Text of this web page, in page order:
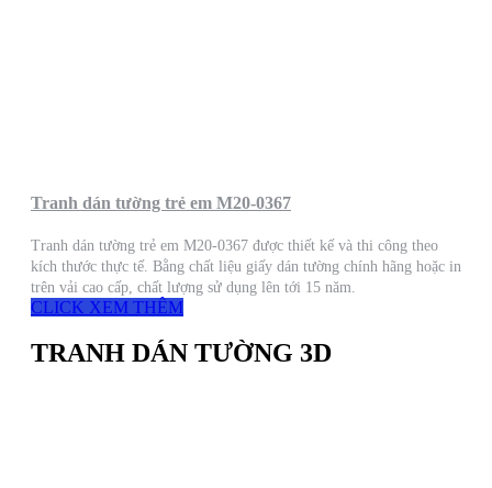
Tranh dán tường trẻ em M20-0367
Tranh dán tường trẻ em M20-0367 được thiết kế và thi công theo
kích thước thực tế. Bằng chất liệu giấy dán tường chính hãng hoặc in
trên vải cao cấp, chất lượng sử dụng lên tới 15 năm.
CLICK XEM THÊM
TRANH DÁN TƯỜNG 3D